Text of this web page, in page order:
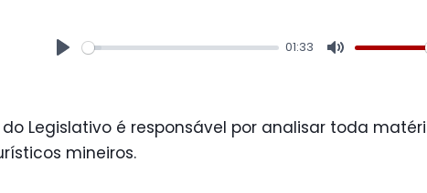
01:33
Legislativo é responsável por analisar toda
mineiros.